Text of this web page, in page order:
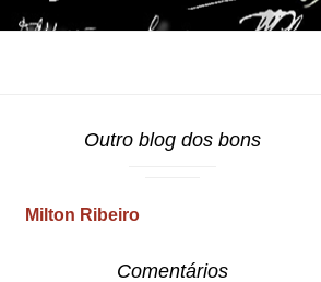
Outro blog dos bons
Milton Ribeiro
Comentários